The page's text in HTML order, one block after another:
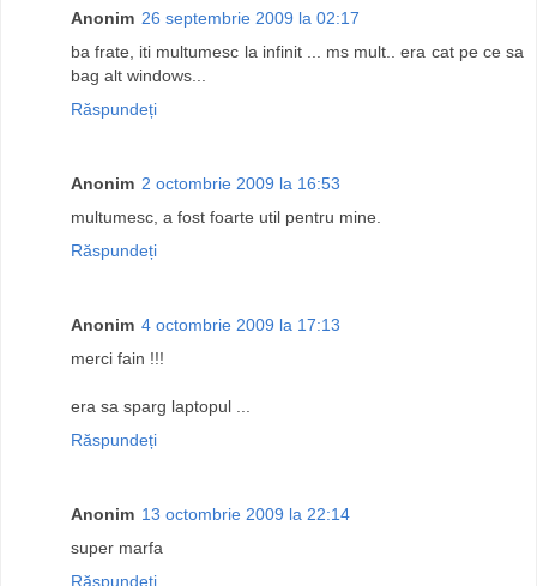
Anonim 26 septembrie 2009 la 02:17
ba frate, iti multumesc la infinit ... ms mult.. era cat pe ce sa
bag alt windows...
Răspundeți
Anonim 2 octombrie 2009 la 16:53
multumesc, a fost foarte util pentru mine.
Răspundeți
Anonim 4 octombrie 2009 la 17:13
merci fain !!!
era sa sparg laptopul ...
Răspundeți
Anonim 13 octombrie 2009 la 22:14
super marfa
Răspundeți